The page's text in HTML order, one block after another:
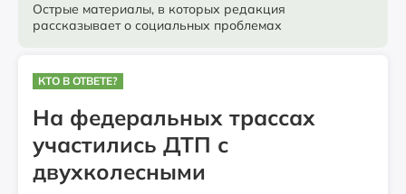
Острые материалы, в которых редакция
рассказывает о социальных проблемах
КТО В ОТВЕТЕ?
На федеральных трассах
участились ДТП с
двухколесными